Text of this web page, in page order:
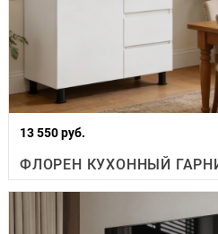
13 550 руб.
ФЛОРЕН КУХОННЫЙ